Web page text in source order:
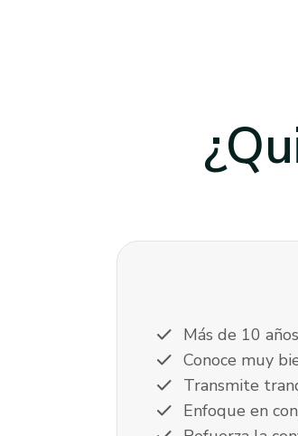
check Más de 10
check Conoce muy
check Transmite
check Enfoque en